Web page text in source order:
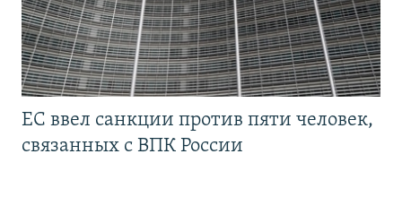
ЕС ввел санкции против пяти человек,
связанных с ВПК России